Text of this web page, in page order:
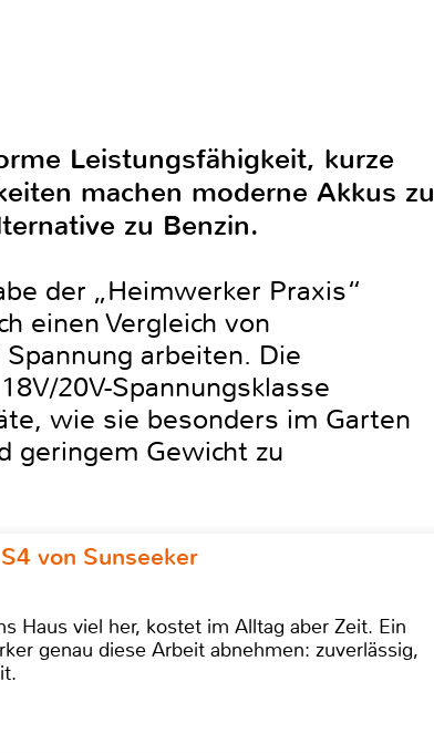
Leistungsfähigkeit, kurze
machen moderne Akkus zu
zu Benzin.
der „Heimwerker Praxis“
einen Vergleich von
arbeiten. Die
20V-Spannungsklasse
wie sie besonders im Garten
geringem Gewicht zu
von Sunseeker
Haus viel her, kostet im Alltag aber Zeit. Ein
genau diese Arbeit abnehmen: zuverlässig,